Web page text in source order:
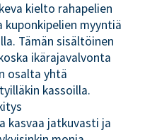
kielto rahapelien
kuponkipelien myyntiä
Tämän sisältöinen
ikärajavalvonta
osalta yhtä
kassoilla.
kasvaa jatkuvasti ja